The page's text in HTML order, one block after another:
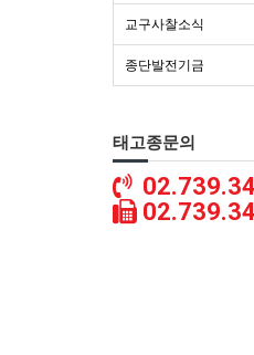
교구사찰소식
종단발전기금
태고종문의